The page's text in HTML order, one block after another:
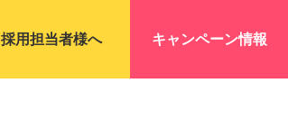
採用担当者様へ キャンペーン情報